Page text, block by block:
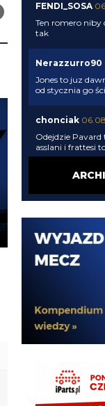
FENDI_SOSA
Ten romero niby
tak
Nerazzurro90
Jones to juz
od stycznia go
chonciak
Odejdzie
asslani i frattesi
chonciak
Rebelde jaki
rozpoczął w
Rebelde
Perisic na
powrotem do
końcu realny
Paolo92
🚨 GAZZETTA
potrebbe
danielinter
Po fiasku
prawe wahadło